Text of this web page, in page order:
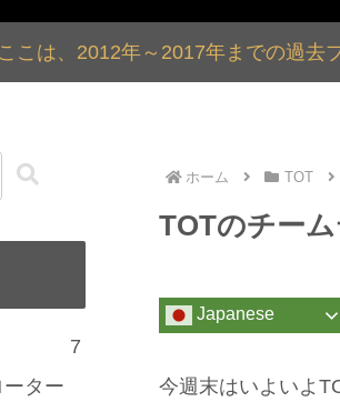
ここは、2012年～2017年までの過去
ホーム TOT
TOTのチー
Japanese
今週末はいよいよ
7
ター